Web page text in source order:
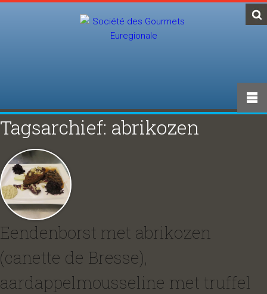
Tagsarchief: abrikozen
Eendenborst met abrikozen
(canette de Bresse),
aardappelmousseline met truffel